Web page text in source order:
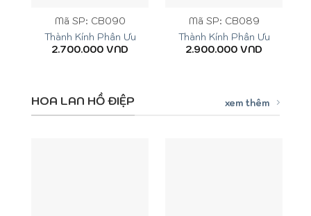
Mã SP: CB090
Thành Kính Phân Ưu
2.700.000 VND
Mã SP: CB089
Thành Kính Phân Ưu
2.900.000 VND
HOA LAN HỒ ĐIỆP xem thêm